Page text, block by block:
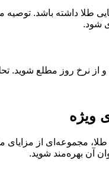
طلا داشته باشد.
شود.
از نرخ روز مطلع شوید.
ویژه
مجموعه‌ای از مزایای
آن بهره‌مند شوید.